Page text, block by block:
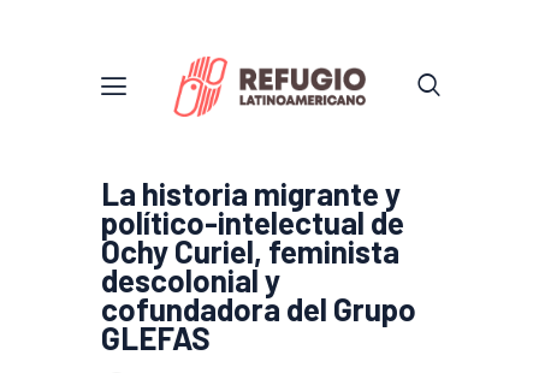
La historia migrante y
político-intelectual de
Ochy Curiel, feminista
descolonial y
cofundadora del Grupo
GLEFAS